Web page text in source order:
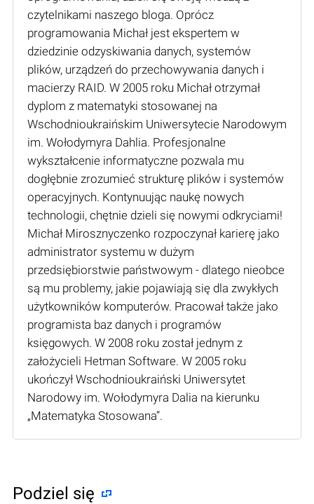
czytelnikami naszego bloga. Oprócz
programowania Michał jest ekspertem w
dziedzinie odzyskiwania danych, systemów
plików, urządzeń do przechowywania danych i
macierzy RAID. W 2005 roku Michał otrzymał
dyplom z matematyki stosowanej na
Wschodnioukraińskim Uniwersytecie Narodowym
im. Wołodymyra Dahlia. Profesjonalne
wykształcenie informatyczne pozwala mu
dogłębnie zrozumieć strukturę plików i systemów
operacyjnych. Kontynuując naukę nowych
technologii, chętnie dzieli się nowymi odkryciami!
Michał Mirosznyczenko rozpoczynał karierę jako
administrator systemu w dużym
przedsiębiorstwie państwowym - dlatego nieobce
są mu problemy, jakie pojawiają się dla zwykłych
użytkowników komputerów. Pracował także jako
programista baz danych i programów
księgowych. W 2008 roku został jednym z
założycieli Hetman Software. W 2005 roku
ukończył Wschodnioukraiński Uniwersytet
Narodowy im. Wołodymyra Dalia na kierunku
„Matematyka Stosowana”.
Podziel się